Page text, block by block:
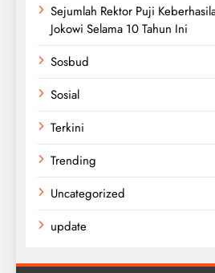
Sejumlah Rektor Puji
Jokowi Selama 10 Tahun Ini
Sosbud
Sosial
Terkini
Trending
Uncategorized
update